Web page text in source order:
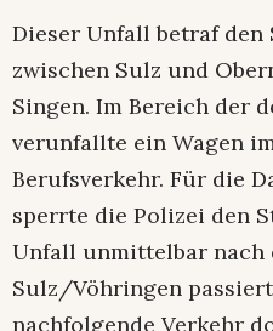
Dieser Unfall betraf
zwischen Sulz und
Singen. Im Bereich der
verunfallte ein Wagen
Berufsverkehr. Für die
sperrte die Polizei den
Unfall unmittelbar nach
Sulz/Vöhringen
nachfolgende Verkehr